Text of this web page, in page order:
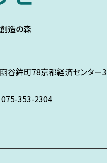
造の森
函谷鉾町78京都経済センター3
353-2304